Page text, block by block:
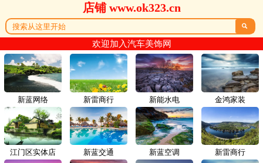
店铺 www.ok323.cn

欢迎加入汽车美饰网
新蓝网络 新雷商行
江门区实体店 新蓝交通
新能水电 金鸿家装
新蓝空调 新雷商行